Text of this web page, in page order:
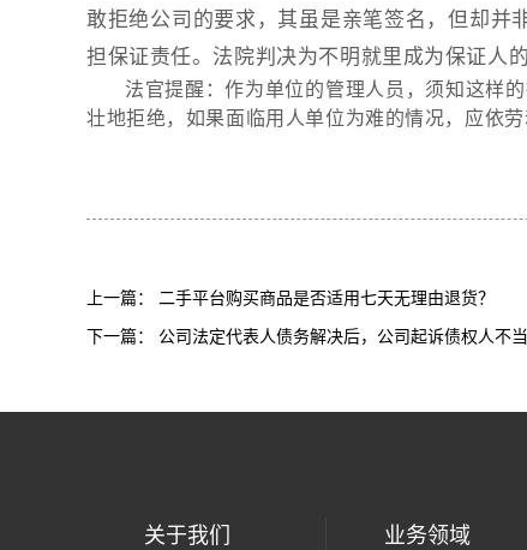
敢拒绝公司的要求，其虽是亲笔签名，但却并
担保证责任。法院判决为不明就里成为保证人
法官提醒：作为单位的管理人员，须知这样
壮地拒绝，如果面临用人单位为难的情况，应依劳
上一篇： 二手平台购买商品是否适用七天无理由退货？
下一篇： 公司法定代表人债务解决后，公司起诉债权人不
关于我们 业务领域